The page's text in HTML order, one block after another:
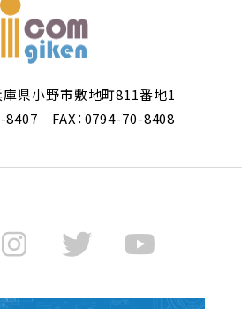
県小野市敷地町811番地1
8407 FAX：0794-70-8408